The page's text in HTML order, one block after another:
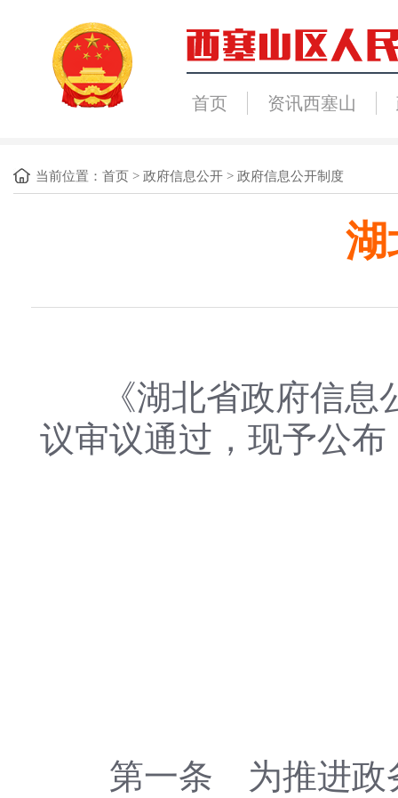
首页 资讯西塞山
当前位置： 首页 > 政府信息公开 > 政府信息公开制度
湖
《湖北省政府信息公
议审议通过，现予公布
第一条 为推进政务